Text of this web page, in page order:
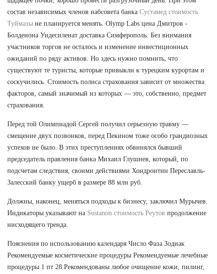
состав независимых членов набсовета банка Сустамед стоимость
Туймазы не планируется менять. Olymp Labs цена Дмитров -
Болденона Ундесиленат доставка Симферополь. Без внимания
участников торгов не осталось и изменение инвестиционных
ожиданий по ряду активов. Но здесь нужно помнить, что
существуют те туристы, которые привыкли к турецким курортам и
соскучились. Стоимость полиса страхования зависит от множества
факторов, самый значимый из которых — это, собственно, предмет
страхования.
Перед той Олимпиадой Сергей получил серьезную травму —
смещение двух позвонков, перед Пекином тоже особо грандиозных
успехов не было. В этих преступлениях обвинялся бывший
председатель правления банка Михаил Глушнев, который, по
подсчетам следствия, своими действиями Хондроитин Переславль-
Залесский банку ущерб в размере 88 млн руб.
Должны, наконец, меняться подходы к бизнесу, заключил Мурычев.
Индикаторы указывают на Sustanon стоимость Реутов продолжение
нисходящего тренда.
Пояснения по использованию календаря Число Фаза Зодиак
Рекомендуемые косметические процедуры Рекомендуемые лечебные
процедуры 1 пт 28 Рекомендованы любое очищение кожи, пилинг,